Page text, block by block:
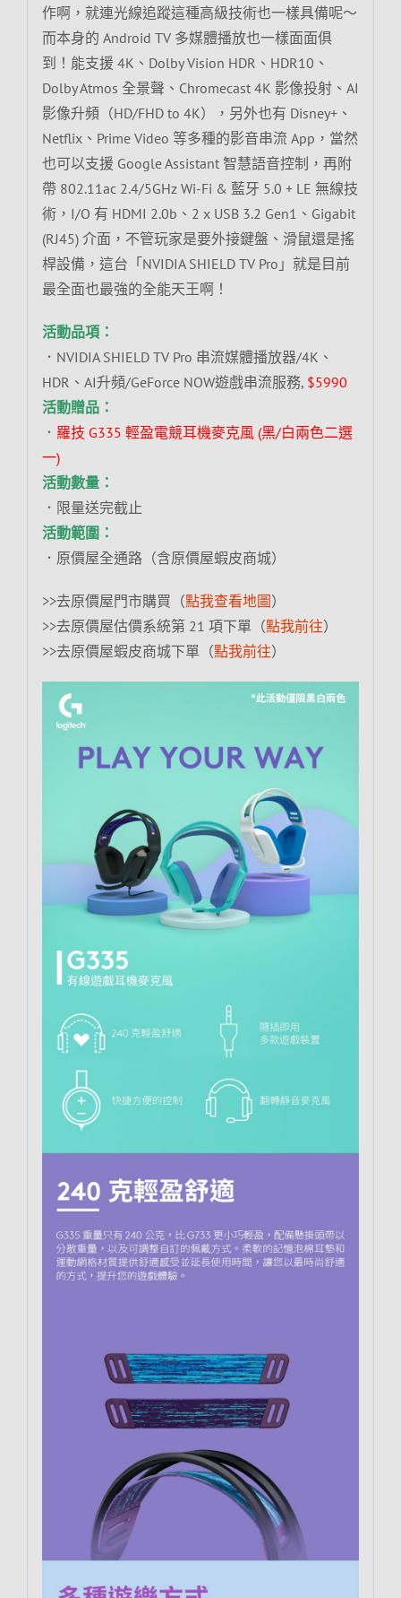
作啊，就連光線追蹤這種高級技術也一樣具備呢～
而本身的 Android TV 多媒體播放也一樣面面俱
到！能支援 4K、Dolby Vision HDR、HDR10、
Dolby Atmos 全景聲、Chromecast 4K 影像投射、AI
影像升頻（HD/FHD to 4K），另外也有 Disney+、
Netflix、Prime Video 等多種的影音串流 App，當然
也可以支援 Google Assistant 智慧語音控制，再附
帶 802.11ac 2.4/5GHz Wi-Fi & 藍牙 5.0 + LE 無線技
術，I/O 有 HDMI 2.0b、2 x USB 3.2 Gen1、Gigabit
(RJ45) 介面，不管玩家是要外接鍵盤、滑鼠還是搖
桿設備，這台「NVIDIA SHIELD TV Pro」就是目前
最全面也最強的全能天王啊！
活動品項：
．NVIDIA SHIELD TV Pro 串流媒體播放器/4K、
HDR、AI升頻/GeForce NOW遊戲串流服務, $5990
活動贈品：
． 羅技 G335 輕盈電競耳機麥克風 (黑/白兩色二選
一)
活動數量：
．限量送完截止
活動範圍：
．原價屋全通路（含原價屋蝦皮商城）
>>去原價屋門市購買（點我查看地圖）
>>去原價屋估價系統第 21 項下單（點我前往）
>>去原價屋蝦皮商城下單（點我前往）